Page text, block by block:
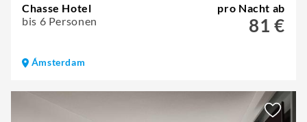
Chasse Hotel
bis 6 Personen
pro Nacht ab
81 €
Ámsterdam